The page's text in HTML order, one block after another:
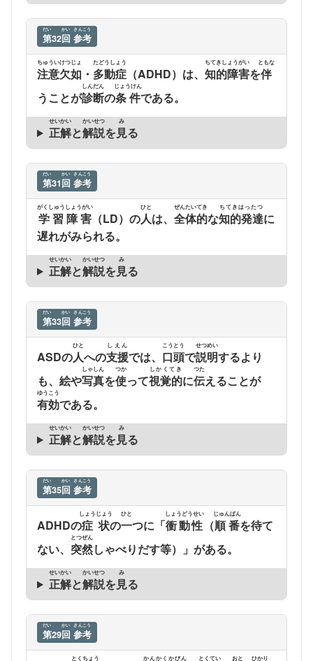
第
だい
32回
かい
参考
さんこう
注意欠如
ちゅういけつじょ
・ 多動症
たどうしょう
（ADHD）は、 知的障害
ちてきしょうがい
を伴
ともな
うことが診断
しんだん
の条件
じょうけん
である。
正解
せいかい
と解説
かいせつ
を見
み
る
第
だい
31回
かい
参考
さんこう
学習障害
がくしゅうしょうがい
（LD）の人
ひと
は、 全体的
ぜんたいてき
な知的発達
ちてきはったつ
に
遅れがみられる。
正解
せいかい
と解説
かいせつ
を見
み
る
第
だい
33回
かい
参考
さんこう
ASDの人
ひと
への支援
しえん
では、 口頭
こうとう
で説明
せつめい
するより
も、絵や写真
しゃしん
を使
つか
って視覚的
しかくてき
に伝
つた
えることが
有効
ゆうこう
である。
正解
せいかい
と解説
かいせつ
を見
み
る
第
だい
35回
かい
参考
さんこう
ADHDの症状
しょうじょう
の一
ひと
つに「衝動性
しょうどうせい
（順番
じゅんばん
を待て
ない、 突然
とつぜん
しゃべりだす等）」がある。
正解
せいかい
と解説
かいせつ
を見
み
る
第
だい
29回
かい
参考
さんこう
とくちょう かんかくかびん とくてい おと ひかり